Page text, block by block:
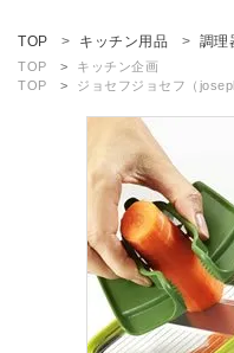
ようこそ ゲスト 様
新着商品
カテゴリーから探す
TOP キッチン用品 調理
TOP
キッチン企画
TOP
ジョセフジョセフ（